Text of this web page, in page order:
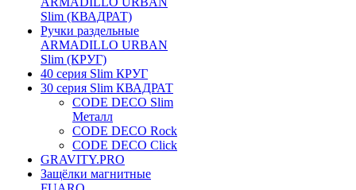
Slim (КВАДРАТ)
Ручки раздельные
ARMADILLO URBAN
Slim (КРУГ)
40 серия Slim КРУГ
30 серия Slim КВАДРАТ
CODE DECO Slim
Металл
CODE DECO Rock
CODE DECO Click
GRAVITY.PRO
Защёлки магнитные